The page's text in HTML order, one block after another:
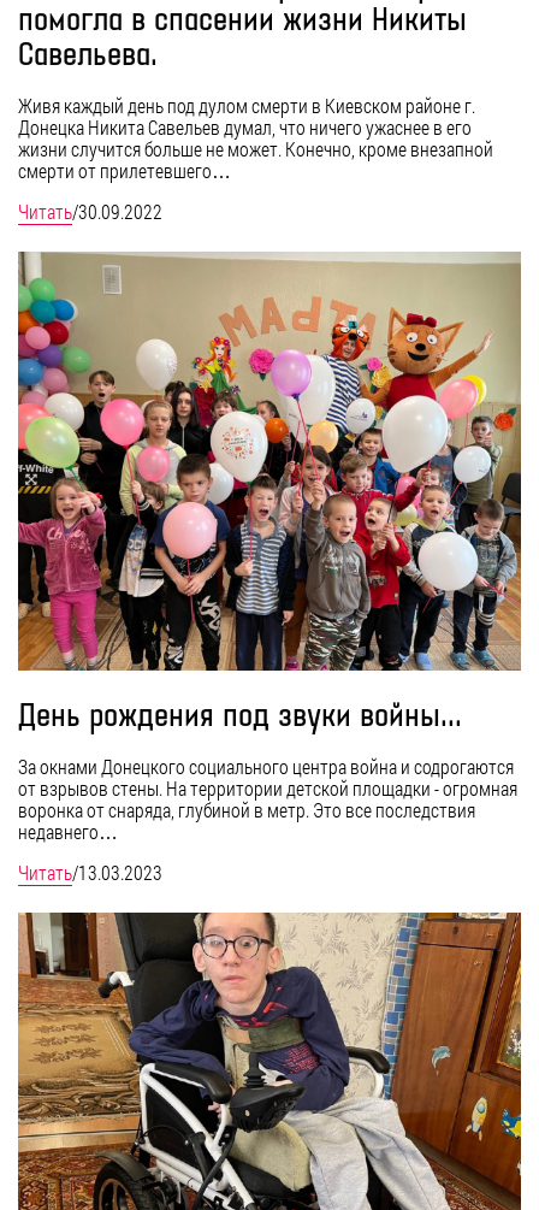
помогла в спасении жизни Никиты
Савельева.
Живя каждый день под дулом смерти в Киевском районе г.
Донецка Никита Савельев думал, что ничего ужаснее в его
жизни случится больше не может. Конечно, кроме внезапной
смерти от прилетевшего…
Читать/30.09.2022
День рождения под звуки войны...
За окнами Донецкого социального центра война и содрогаются
от взрывов стены. На территории детской площадки - огромная
воронка от снаряда, глубиной в метр. Это все последствия
недавнего…
Читать/13.03.2023